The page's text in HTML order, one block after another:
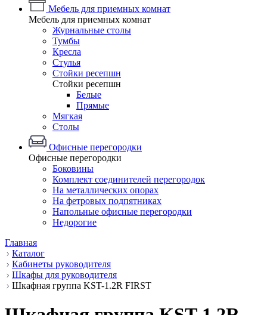
Мебель для приемных комнат
Мебель для приемных комнат
Журнальные столы
Тумбы
Кресла
Стулья
Стойки ресепшн
Стойки ресепшн
Белые
Прямые
Мягкая
Столы
Офисные перегородки
Офисные перегородки
Боковины
Комплект соединителей перегородок
На металлических опорах
На фетровых подпятниках
Напольные офисные перегородки
Недорогие
Главная
Каталог
Кабинеты руководителя
Шкафы для руководителя
Шкафная группа KST-1.2R FIRST